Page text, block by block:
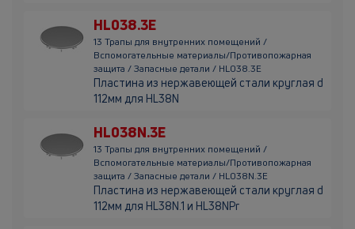
HL038.3E
13 Трапы для внутренних помещений /
Вспомогательные материалы/Противопожарная
защита / Запасные детали / HL038.3E
Пластина из нержавеющей стали круглая d
112мм для HL38N
HL038N.3E
13 Трапы для внутренних помещений /
Вспомогательные материалы/Противопожарная
защита / Запасные детали / HL038N.3E
Пластина из нержавеющей стали круглая d
112мм для HL38N.1 и HL38NPr